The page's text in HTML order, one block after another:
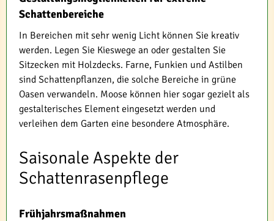
Schattenbereiche
In Bereichen mit sehr wenig Licht können Sie kreativ
werden. Legen Sie Kieswege an oder gestalten Sie
Sitzecken mit Holzdecks. Farne, Funkien und Astilben
sind Schattenpflanzen, die solche Bereiche in grüne
Oasen verwandeln. Moose können hier sogar gezielt als
gestalterisches Element eingesetzt werden und
verleihen dem Garten eine besondere Atmosphäre.
Saisonale Aspekte der
Schattenrasenpflege
Frühjahrsmaßnahmen